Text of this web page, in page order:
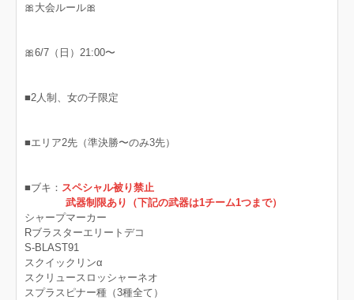
🎀大会ルール🎀
🎀6/7（日）21:00〜
■2人制、女の子限定
■エリア2先（準決勝〜のみ3先）
■ブキ： スペシャル被り禁止
武器制限あり（下記の武器は1チーム1つまで）
シャープマーカー
Rブラスターエリートデコ
S-BLAST91
スクイックリンα
スクリュースロッシャーネオ
スプラスピナー種（3種全て）